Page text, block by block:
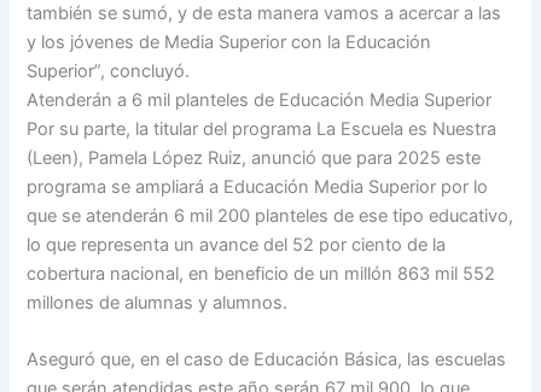
también se sumó, y de esta manera vamos a acercar a las
y los jóvenes de Media Superior con la Educación
Superior”, concluyó.
Atenderán a 6 mil planteles de Educación Media Superior
Por su parte, la titular del programa La Escuela es Nuestra
(Leen), Pamela López Ruiz, anunció que para 2025 este
programa se ampliará a Educación Media Superior por lo
que se atenderán 6 mil 200 planteles de ese tipo educativo,
lo que representa un avance del 52 por ciento de la
cobertura nacional, en beneficio de un millón 863 mil 552
millones de alumnas y alumnos.
Aseguró que, en el caso de Educación Básica, las escuelas